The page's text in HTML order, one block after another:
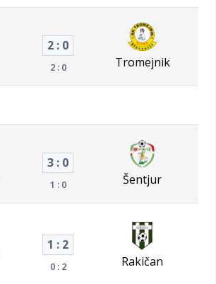
2 : 0
2 : 0 Tromejnik
3 : 0
1 : 0 Šentjur
1 : 2
0 : 2 Rakičan